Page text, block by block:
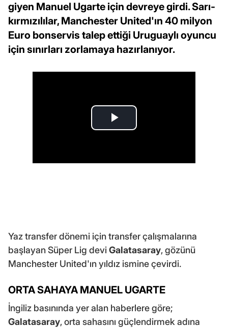
giyen Manuel Ugarte için devreye girdi. Sarı-
kırmızılılar, Manchester United'ın 40 milyon
Euro bonservis talep ettiği Uruguaylı oyuncu
için sınırları zorlamaya hazırlanıyor.
Yaz transfer dönemi için transfer çalışmalarına
başlayan Süper Lig deviGalatasaray, gözünü
Manchester United'ın yıldız ismine çevirdi.
ORTA SAHAYA MANUEL UGARTE
İngiliz basınında yer alan haberlere göre;
Galatasaray, orta sahasını güçlendirmek adına